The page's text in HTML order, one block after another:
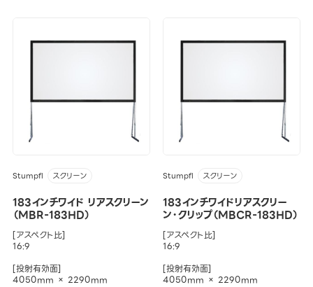
Stumpfl スクリーン
183インチワイド リアスクリーン
（MBR-183HD）
[アスペクト比]
16:9
[投射有効面]
4050mm × 2290mm
Stumpfl スクリーン
183インチワイドリアスクリー
ン・クリップ（MBCR-183HD）
[アスペクト比]
16:9
[投射有効面]
4050mm × 2290mm